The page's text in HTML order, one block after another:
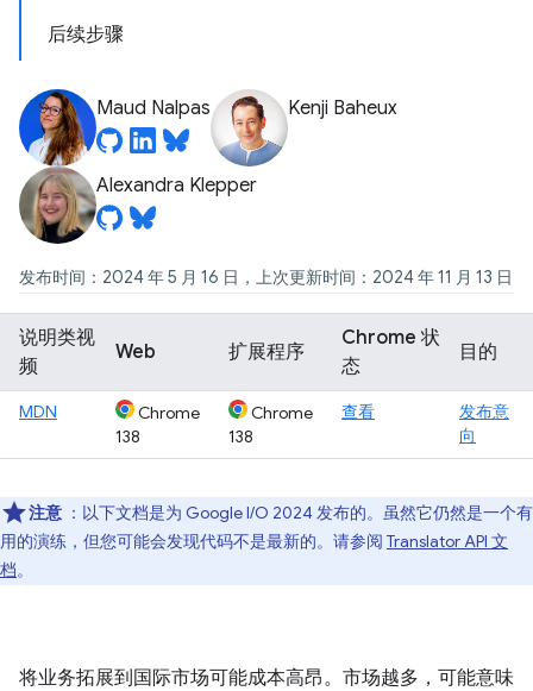
后续步骤
Maud Nalpas Kenji Baheux
Alexandra Klepper
发布时间：2024 年 5 月 16 日，上次更新时间：2024 年 11 月 13 日
说明类视
频
Web 扩展程序
Chrome 状
态
目的
MDN
Chrome
138
Chrome
138
查看
发布意
向
注意 ：以下文档是为 Google I / O 2024 发布的。虽然它仍然是一个有
用的演练，但您可能会发现代码不是最新的。请参阅 Translator API 文
档。
将业务拓展到国际市场可能成本高昂。市场越多，可能意味